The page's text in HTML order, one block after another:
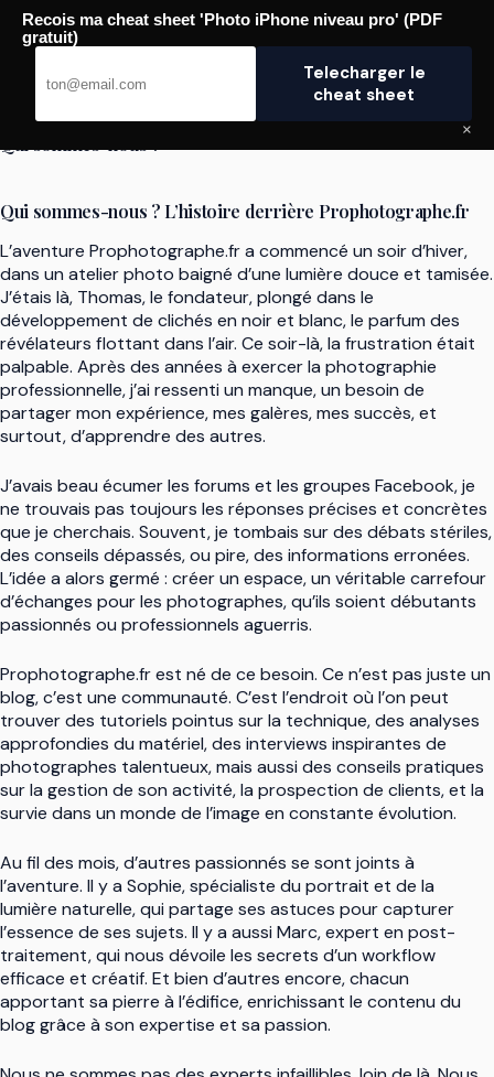
Passer
Pro Photographe
Qui sommes-nous ? L’histoire derrière Prophotographe.fr
L’aventure Prophotographe.fr a commencé un soir d’hiver,
dans un atelier photo baigné d’une lumière douce et tamisée.
J’étais là, Thomas, le fondateur, plongé dans le
développement de clichés en noir et blanc, le parfum des
révélateurs flottant dans l’air. Ce soir-là, la frustration était
palpable. Après des années à exercer la photographie
professionnelle, j’ai ressenti un manque, un besoin de
partager mon expérience, mes galères, mes succès, et
surtout, d’apprendre des autres.
J’avais beau écumer les forums et les groupes Facebook, je
ne trouvais pas toujours les réponses précises et concrètes
que je cherchais. Souvent, je tombais sur des débats stériles,
des conseils dépassés, ou pire, des informations erronées.
L’idée a alors germé : créer un espace, un véritable carrefour
d’échanges pour les photographes, qu’ils soient débutants
passionnés ou professionnels aguerris.
Prophotographe.fr est né de ce besoin. Ce n’est pas juste un
blog, c’est une communauté. C’est l’endroit où l’on peut
trouver des tutoriels pointus sur la technique, des analyses
approfondies du matériel, des interviews inspirantes de
photographes talentueux, mais aussi des conseils pratiques
sur la gestion de son activité, la prospection de clients, et la
survie dans un monde de l’image en constante évolution.
Au fil des mois, d’autres passionnés se sont joints à
l’aventure. Il y a Sophie, spécialiste du portrait et de la
lumière naturelle, qui partage ses astuces pour capturer
l’essence de ses sujets. Il y a aussi Marc, expert en post-
traitement, qui nous dévoile les secrets d’un workflow
efficace et créatif. Et bien d’autres encore, chacun
apportant sa pierre à l’édifice, enrichissant le contenu du
blog grâce à son expertise et sa passion.
Recois ma cheat sheet 'Photo iPhone niveau pro' (PDF
gratuit)
Telecharger le
cheat sheet
×